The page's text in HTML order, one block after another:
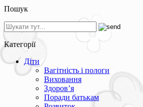
Пошук
Категорії
Діти
Вагітність і пологи
Виховання
Здоров’я
Поради батькам